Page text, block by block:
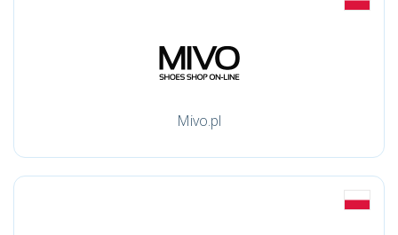
Mivo.pl